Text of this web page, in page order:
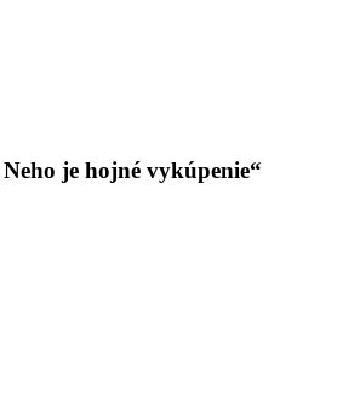
je hojné vykúpenie“